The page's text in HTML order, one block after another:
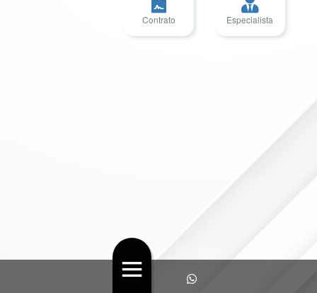
Especialista
Contrato